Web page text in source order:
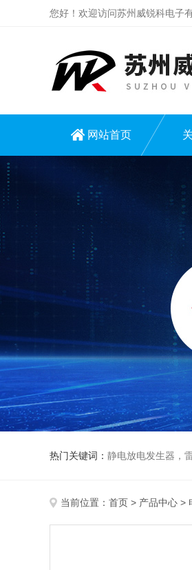
您好！欢迎访问苏州威锐科电子
网站首页
热门关键词： 静电放电发生器，雷
当前位置： 首页 > 产品中心 >